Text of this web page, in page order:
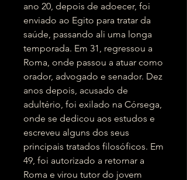
ano 20, depois de adoecer, foi
enviado ao Egito para tratar da
saúde, passando ali uma longa
temporada. Em 31, regressou a
Roma, onde passou a atuar como
orador, advogado e senador. Dez
anos depois, acusado de
adultério, foi exilado na Córsega,
onde se dedicou aos estudos e
escreveu alguns dos seus
principais tratados filosóficos. Em
49, foi autorizado a retornar a
Roma e virou tutor do jovem